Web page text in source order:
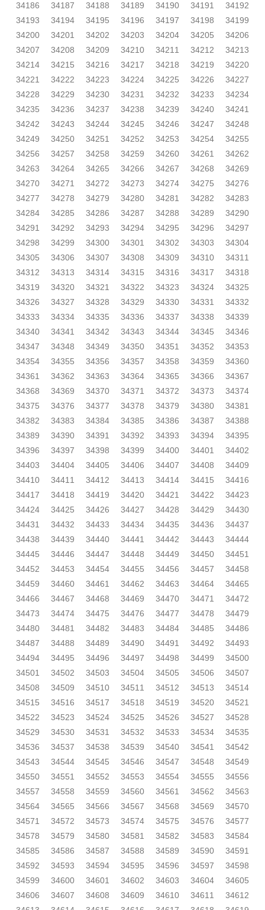
34186
34187 34188 34189 34190 34191
34192
34193
34194 34195 34196 34197 34198
34199
34200
34201 34202 34203 34204 34205
34206
34207
34208 34209 34210 34211 34212
34213
34214
34215 34216 34217 34218 34219
34220
34221
34222 34223 34224 34225 34226
34227
34228
34229 34230 34231 34232 34233
34234
34235
34236 34237 34238 34239 34240
34241
34242
34243 34244 34245 34246 34247
34248
34249
34250 34251 34252 34253 34254
34255
34256
34257 34258 34259 34260 34261
34262
34263
34264 34265 34266 34267 34268
34269
34270
34271 34272 34273 34274 34275
34276
34277
34278 34279 34280 34281 34282
34283
34284
34285 34286 34287 34288 34289
34290
34291
34292 34293 34294 34295 34296
34297
34298
34299 34300 34301 34302 34303
34304
34305
34306 34307 34308 34309 34310
34311
34312
34313 34314 34315 34316 34317
34318
34319
34320 34321 34322 34323 34324
34325
34326
34327 34328 34329 34330 34331
34332
34333
34334 34335 34336 34337 34338
34339
34340
34341 34342 34343 34344 34345
34346
34347
34348 34349 34350 34351 34352
34353
34354
34355 34356 34357 34358 34359
34360
34361
34362 34363 34364 34365 34366
34367
34368
34369 34370 34371 34372 34373
34374
34375
34376 34377 34378 34379 34380
34381
34382
34383 34384 34385 34386 34387
34388
34389
34390 34391 34392 34393 34394
34395
34396
34397 34398 34399 34400 34401
34402
34403
34404 34405 34406 34407 34408
34409
34410
34411 34412 34413 34414 34415
34416
34417
34418 34419 34420 34421 34422
34423
34424
34425 34426 34427 34428 34429
34430
34431
34432 34433 34434 34435 34436
34437
34438
34439 34440 34441 34442 34443
34444
34445
34446 34447 34448 34449 34450
34451
34452
34453 34454 34455 34456 34457
34458
34459
34460 34461 34462 34463 34464
34465
34466
34467 34468 34469 34470 34471
34472
34473
34474 34475 34476 34477 34478
34479
34480
34481 34482 34483 34484 34485
34486
34487
34488 34489 34490 34491 34492
34493
34494
34495 34496 34497 34498 34499
34500
34501
34502 34503 34504 34505 34506
34507
34508
34509 34510 34511 34512 34513
34514
34515
34516 34517 34518 34519 34520
34521
34522
34523 34524 34525 34526 34527
34528
34529
34530 34531 34532 34533 34534
34535
34536
34537 34538 34539 34540 34541
34542
34543
34544 34545 34546 34547 34548
34549
34550
34551 34552 34553 34554 34555
34556
34557
34558 34559 34560 34561 34562
34563
34564
34565 34566 34567 34568 34569
34570
34571
34572 34573 34574 34575 34576
34577
34578
34579 34580 34581 34582 34583
34584
34585
34586 34587 34588 34589 34590
34591
34592
34593 34594 34595 34596 34597
34598
34599
34600 34601 34602 34603 34604
34605
34606
34607 34608 34609 34610 34611
34612